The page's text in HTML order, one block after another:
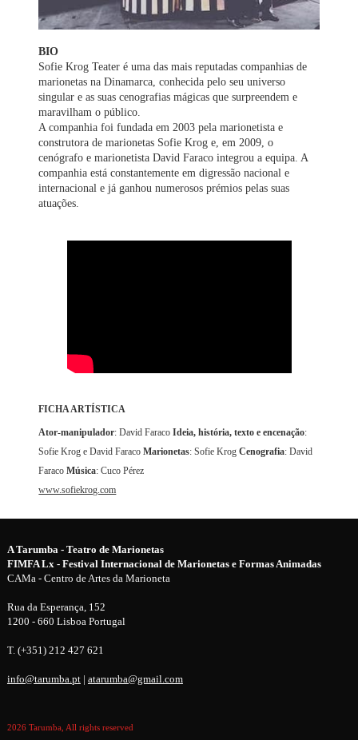
BIO
Sofie Krog Teater é uma das mais reputadas companhias de
marionetas na Dinamarca, conhecida pelo seu universo
singular e as suas cenografias mágicas que surpreendem e
maravilham o público.
A companhia foi fundada em 2003 pela marionetista e
construtora de marionetas Sofie Krog e, em 2009, o
cenógrafo e marionetista David Faraco integrou a equipa. A
companhia está constantemente em digressão nacional e
internacional e já ganhou numerosos prémios pelas suas
atuações.
FICHA ARTÍSTICA
Ator-manipulador: David FaracoIdeia, história, texto e encenação:
Sofie Krog e David FaracoMarionetas: Sofie KrogCenografia: David
FaracoMúsica: Cuco Pérez
www.sofiekrog.com
A Tarumba - Teatro de Marionetas
FIMFA Lx - Festival Internacional de Marionetas e Formas Animadas
CAMa - Centro de Artes da Marioneta
Rua da Esperança, 152
1200 - 660 Lisboa Portugal
T. (+351) 212 427 621
info@tarumba.pt| atarumba@gmail.com
2026 Tarumba, All rights reserved